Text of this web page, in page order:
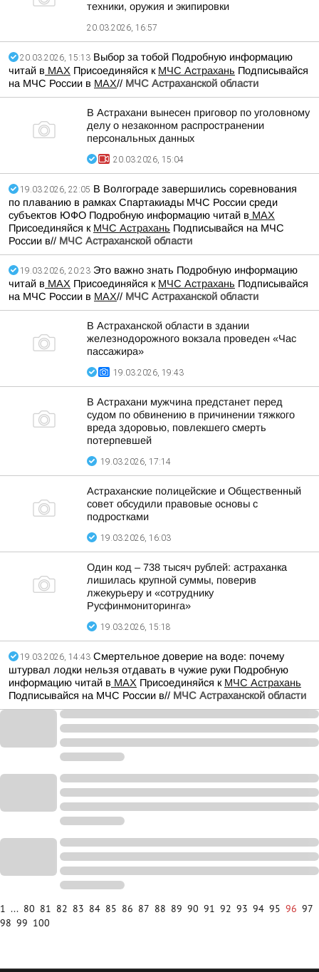
техники, оружия и экипировки
20.03.2026, 16:57
20.03.2026, 15:13 Выбор за тобой Подробную информацию
читай в МАХ Присоединяйся к МЧС Астрахань Подписывайся
на МЧС России в MAX// МЧС Астраханской области
В Астрахани вынесен приговор по уголовному
делу о незаконном распространении
персональных данных
20.03.2026, 15:04
19.03.2026, 22:05 В Волгограде завершились соревнования
по плаванию в рамках Спартакиады МЧС России среди
субъектов ЮФО Подробную информацию читай в МАХ
Присоединяйся к МЧС Астрахань Подписывайся на МЧС
России в// МЧС Астраханской области
19.03.2026, 20:23 Это важно знать Подробную информацию
читай в МАХ Присоединяйся к МЧС Астрахань Подписывайся
на МЧС России в MAX// МЧС Астраханской области
В Астраханской области в здании
железнодорожного вокзала проведен «Час
пассажира»
19.03.2026, 19:43
В Астрахани мужчина предстанет перед
судом по обвинению в причинении тяжкого
вреда здоровью, повлекшего смерть
потерпевшей
19.03.2026, 17:14
Астраханские полицейские и Общественный
совет обсудили правовые основы с
подростками
19.03.2026, 16:03
Один код – 738 тысяч рублей: астраханка
лишилась крупной суммы, поверив
лжекурьеру и «сотруднику
Русфинмониторинга»
19.03.2026, 15:18
19.03.2026, 14:43 Смертельное доверие на воде: почему
штурвал лодки нельзя отдавать в чужие руки Подробную
информацию читай в МАХ Присоединяйся к МЧС Астрахань
Подписывайся на МЧС России в// МЧС Астраханской области
1 ... 80 81 82 83 84 85 86 87 88 89 90 91 92 93 94 95 96 97
98 99 100